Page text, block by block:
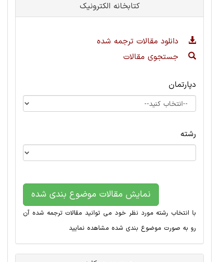
کتابخانه الکترونیک
دانلود مقالات ترجمه شده
جستجوی مقالات
دپارتمان
رشته
نمایش مقالات موضوع بندی شده
با انتخاب رشته مورد نظر خود می توانید مقالات ترجمه شده آن
رو به صورت موضوع بندی شده مشاهده نمایید